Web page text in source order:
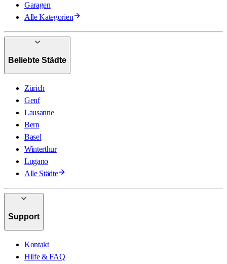
Garagen
Alle Kategorien
Beliebte Städte
Zürich
Genf
Lausanne
Bern
Basel
Winterthur
Lugano
Alle Städte
Support
Kontakt
Hilfe & FAQ